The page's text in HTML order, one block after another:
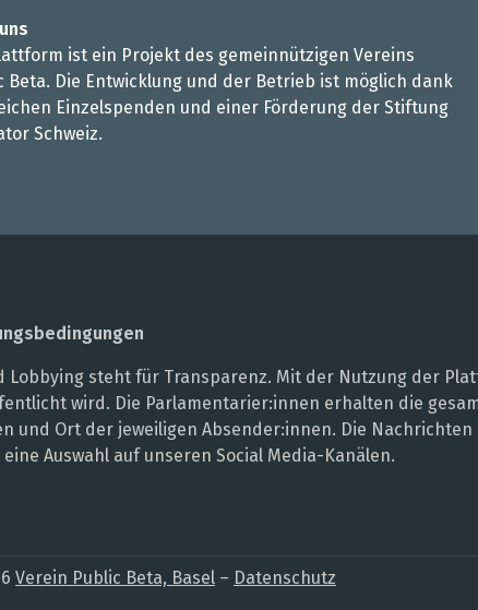
ist ein Projekt des gemeinnützigen Vereins
Beta. Die Entwicklung und der Betrieb ist möglich dank
Einzelspenden und einer Förderung der Stiftung
Schweiz.
Lobbying steht für Transparenz. Mit der Nutzung der
wird. Die Parlamentarier:innen erhalten die
und Ort der jeweiligen Absender:innen. Die
eine Auswahl auf unseren Social Media-Kanälen.
Verein Public Beta, Basel – Datenschutz